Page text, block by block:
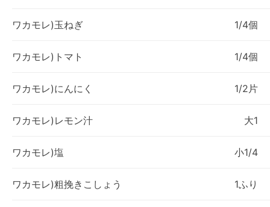
ワカモレ)玉ねぎ 1/4個
ワカモレ)トマト 1/4個
ワカモレ)にんにく 1/2片
ワカモレ)レモン汁 大1
ワカモレ)塩 小1/4
ワカモレ)粗挽きこしょう 1ふり